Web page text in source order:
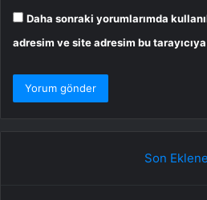
Daha sonraki yorumlarımda
adresim ve site adresim bu
Son